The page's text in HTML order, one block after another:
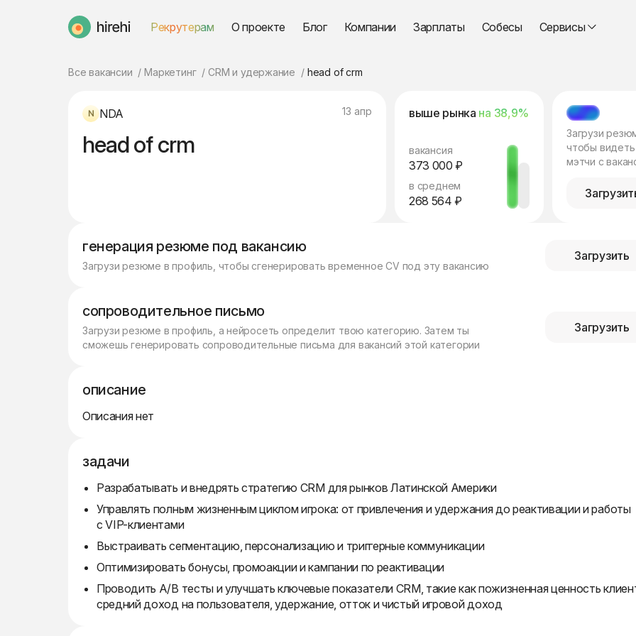
HireHi Рекрутерам О проекте Блог Компании Зарплаты Собесы Сервисы
Все вакансии Маркетинг CRM и удержание head of crm
NDA 13 апр
head of crm
выше рынка на 38,9%
вакансия
373 000 ₽
в среднем
268 564 ₽
МЭТЧ
Загрузи
чтобы видеть
мэтчи с
генерация резюме под вакансию
Загрузи резюме в профиль, чтобы сгенерировать временное CV под эту вакансию
Загрузить
сопроводительное письмо
Загрузи резюме в профиль, а нейросеть определит твою категорию. Затем ты
сможешь генерировать сопроводительные письма для вакансий этой категории
Загрузить
описание
Описания нет
задачи
Разрабатывать и внедрять стратегию CRM для рынков Латинской Америки
Управлять полным жизненным циклом игрока: от привлечения и удержания до реактивации и работы
с VIP-клиентами
Выстраивать сегментацию, персонализацию и триггерные коммуникации
Оптимизировать бонусы, промоакции и кампании по реактивации
Проводить A/B тесты и улучшать ключевые показатели CRM, такие как пожизненная ценность
средний доход на пользователя, удержание, отток и чистый игровой доход